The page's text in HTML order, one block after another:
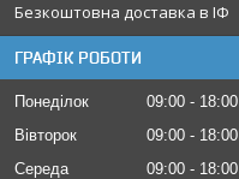
Безкоштовна доставка в ІФ
ГРАФІК РОБОТИ
Понеділок 09:00
18:00
Вівторок
09:00
18:00
Середа
09:00
18:00